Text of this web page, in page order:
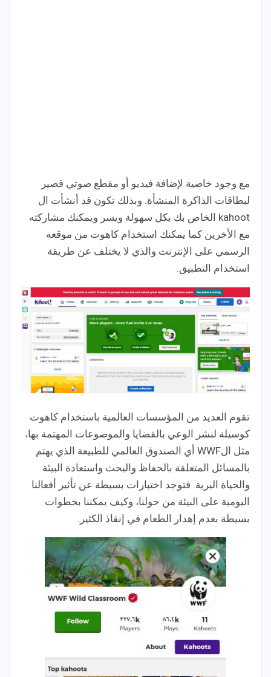
مع وجود خاصية لإضافة فيديو أو مقطع صوتي قصير
لبطاقات الذاكرة المنشأة. وبذلك تكون قد أنشأت ال
kahoot الخاص بك بكل سهولة ويسر ويمكنك مشاركته
مع الأخرين كما يمكنك استخدام كاهوت من موقعه
الرسمي على الإنترنت والذي لا يختلف عن طريقة
استخدام التطبيق.
تقوم العديد من المؤسسات العالمية باستخدام كاهوت
كوسيلة لنشر الوعي بالقضايا والموضوعات المهتمة بها،
مثل الWWF أي الصندوق العالمي للطبيعة الذي يهتم
بالمسائل المتعلقة بالحفاظ والبحث واستعادة البيئة
والحياة البرية. فتوجد اختبارات بسيطة عن تأثير أفعالنا
اليومية على البيئة من حولنا، وكيف يمكننا بخطوات
بسيطة بعدم إهدار الطعام في إنقاذ الكثير.